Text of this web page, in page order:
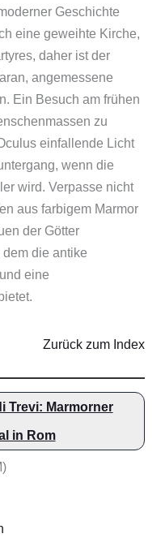
Geschichte
eine geweihte Kirche,
daher ist der
angemessene
Ein Besuch am frühen
zu
einfallende Licht
wenn die
wird. Verpasse nicht
aus farbigem Marmor
der Götter
dem die antike
eine
Zurück zum Index
Trevi: Marmorner
in Rom